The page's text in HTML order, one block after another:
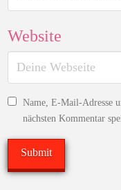
Website
Name, E-Mail-Adresse
nächsten Kommentar